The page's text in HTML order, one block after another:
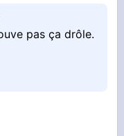
pas ça drôle.